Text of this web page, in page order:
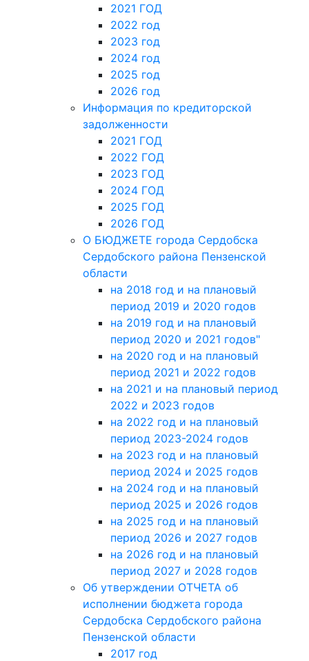
2021 ГОД
2022 год
2023 год
2024 год
2025 год
2026 год
Информация по кредиторской
задолженности
2021 ГОД
2022 ГОД
2023 ГОД
2024 ГОД
2025 ГОД
2026 ГОД
О БЮДЖЕТЕ города Сердобска
Сердобского района Пензенской
области
на 2018 год и на плановый
период 2019 и 2020 годов
на 2019 год и на плановый
период 2020 и 2021 годов"
на 2020 год и на плановый
период 2021 и 2022 годов
на 2021 и на плановый период
2022 и 2023 годов
на 2022 год и на плановый
период 2023-2024 годов
на 2023 год и на плановый
период 2024 и 2025 годов
на 2024 год и на плановый
период 2025 и 2026 годов
на 2025 год и на плановый
период 2026 и 2027 годов
на 2026 год и на плановый
период 2027 и 2028 годов
Об утверждении ОТЧЕТА об
исполнении бюджета города
Сердобска Сердобского района
Пензенской области
2017 год